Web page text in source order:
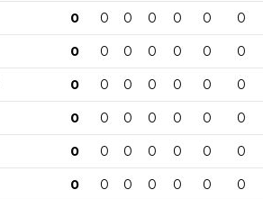
0 0 0 0 0 0 0
0 0 0 0 0 0 0
0 0 0 0 0 0 0
0 0 0 0 0 0 0
0 0 0 0 0 0 0
0 0 0 0 0 0 0